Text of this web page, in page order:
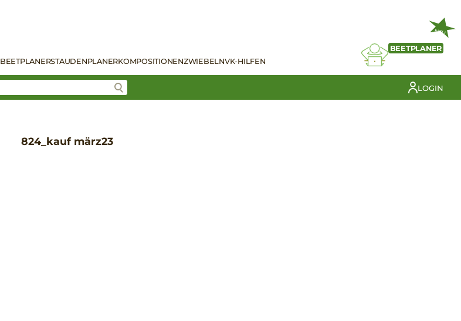
BEETPLANERSTAUDENPLANERKOMPOSITIONENZWIEBELNVK-HILFEN
NEU
BEETPLANER
LOGIN
824_kauf märz23